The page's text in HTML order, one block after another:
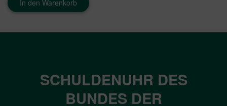
In den Warenkorb
SCHULDENUHR DES
BUNDES DER